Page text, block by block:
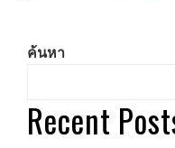
ค้นหา
Recent